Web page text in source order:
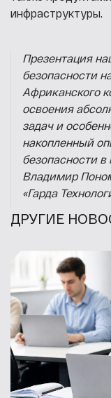
инфраструктуры.
Презентация
безопасности
Африканского
освоения
задач и
накопленный
безопасности
Владимир
«Гарда
ДРУГИЕ